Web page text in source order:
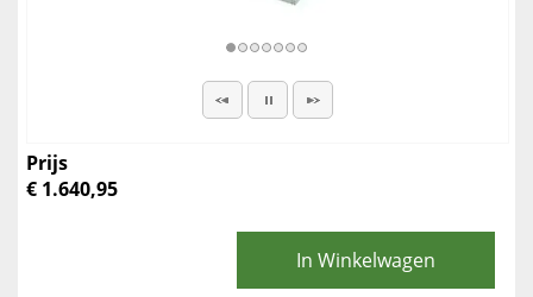
Prijs
€ 1.640,95
In Winkelwagen